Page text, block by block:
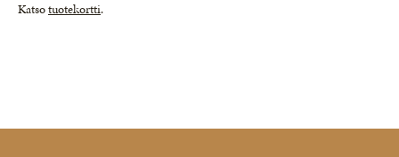
Katsotuotekortti.